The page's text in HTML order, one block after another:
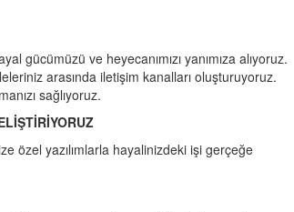
gücümüzü ve heyecanımızı yanımıza alıyoruz.
arasında iletişim kanalları oluşturuyoruz.
sağlıyoruz.
özel yazılımlarla hayalinizdeki işi gerçeğe